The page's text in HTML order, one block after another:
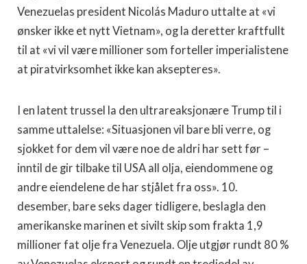
Venezuelas president Nicolás Maduro uttalte at «vi
ønsker ikke et nytt Vietnam», og la deretter kraftfullt
til at «vi vil være millioner som forteller imperialistene
at piratvirksomhet ikke kan aksepteres».
I en latent trussel la den ultrareaksjonære Trump til i
samme uttalelse: «Situasjonen vil bare bli verre, og
sjokket for dem vil være noe de aldri har sett før –
inntil de gir tilbake til USA all olja, eiendommene og
andre eiendelene de har stjålet fra oss». 10.
desember, bare seks dager tidligere, beslagla den
amerikanske marinen et sivilt skip som frakta 1,9
millioner fat olje fra Venezuela. Olje utgjør rundt 80 %